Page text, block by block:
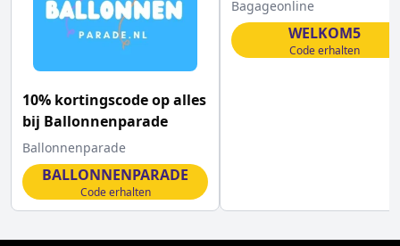
10% kortingscode op alles
bij Ballonnenparade
Ballonnenparade
BALLONNENPARADE
Code erhalten
Bagageonline
WELKOM5
Code erhalten